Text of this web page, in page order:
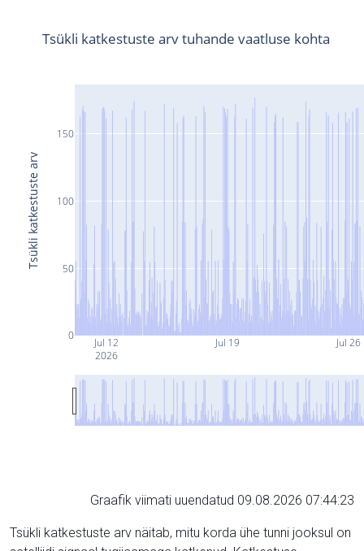
Jul 12
2026
Jul 19 Jul 26
0
50
100
150
Tsükli katkestuste arv tuhande vaatluse kohta
Tsükli katkestuste arv
Graafik viimati uuendatud 09.08.2026 07:44:23
Tsükli katkestuste arv näitab, mitu korda ühe tunni jooksul on